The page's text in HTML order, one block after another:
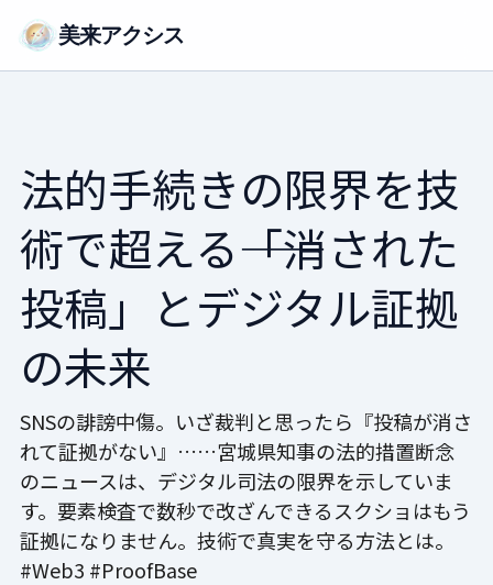
美来アクシス
法的手続きの限界を技
術で超える――「消された
投稿」とデジタル証拠
の未来
SNSの誹謗中傷。いざ裁判と思ったら『投稿が消さ
れて証拠がない』……宮城県知事の法的措置断念
のニュースは、デジタル司法の限界を示していま
す。要素検査で数秒で改ざんできるスクショはもう
証拠になりません。技術で真実を守る方法とは。
#Web3 #ProofBase